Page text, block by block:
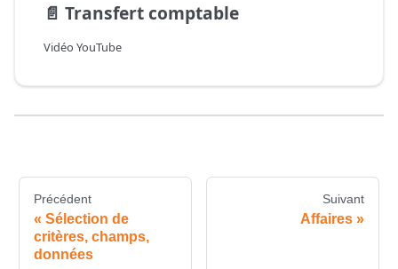
📄️ Transfert comptable
Vidéo YouTube
Précédent
Sélection de
critères, champs,
données
Suivant
Affaires